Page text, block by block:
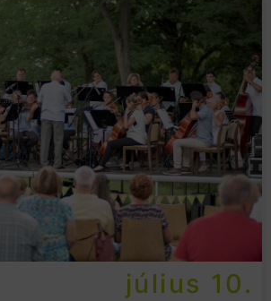
július 10.